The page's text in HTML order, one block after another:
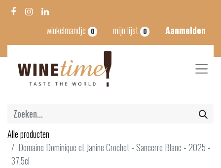
winkelmandje 0 mijn lijst 0 Aanmelden
Alle producten
Domaine Dominique et Janine Crochet - Sancerre Blanc - 2025 -
37,5cl